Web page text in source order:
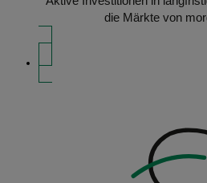
die Märkte von